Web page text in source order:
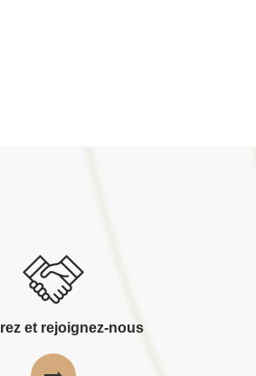
et rejoignez-nous